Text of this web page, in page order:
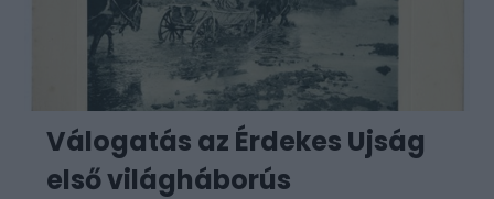
Válogatás az Érdekes Ujság
első világháborús